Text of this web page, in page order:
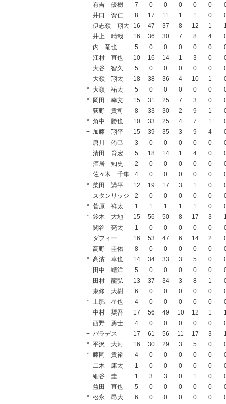
有吉 優樹
7 0 0 0 0 0
井口 資仁
8 17 11 1 1 0
伊志嶺 翔大
16 47 37 8 12 1
井上 晴哉
16 36 30 7 8 4
内 竜也
5 0 0 0 0 0
江村 直也
10 16 14 1 3 0
大谷 智久
5 0 0 0 0 0
大嶺 翔太
18 38 36 4 10 1
* 大嶺 祐太 5 0 0 0 0 0
*
岡田 幸文 15 31 25 7 3 0
荻野 貴司
8 33 30 2 9 1
* 角中 勝也 10 33 25 4 7 1
+ 加藤 翔平 15 39 35 3 9 4
唐川 侑己
3 0 0 0 0 0
清田 育宏
5 18 14 1 4 0
酒居 知史
2 0 0 0 0 0
佐々木 千隼
4 0 0 0 0 0
* 柴田 講平 12 19 17 3 1 0
スタンリッジ
2 0 0 0 0 0
* 菅原 祥太 1 1 1 1 1 0
* 鈴木 大地 15 56 50 8 17 3
関谷 亮太
1 0 0 0 0 0
ダフィー
16 53 47 6 14 2
高野 圭佑
8 0 0 0 0 0
* 髙濱 卓也 14 34 33 3 5 0
田中 靖洋
5 0 0 0 0 0
田村 龍弘
13 37 34 3 8 1
東條 大樹
6 0 0 0 0 0
* 土肥 星也 4 0 0 0 0 0
中村 奨吾
17 56 49 10 12 1
西野 勇士
4 0 0 0 0 0
+ パラデス 17 61 56 11 17 3
* 平沢 大河 16 30 29 3 5 0
* 藤岡 貴裕 4 0 0 0 0 0
二木 康太
1 0 0 0 0 0
細谷 圭
1 3 3 0 1 0
益田 直也
5 0 0 0 0 0
* 松永 昂大 6 0 0 0 0 0